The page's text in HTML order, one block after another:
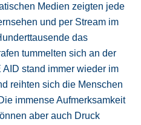
Medien zeigten jede
und per Stream im
das
tummelten sich an der
stand immer wieder im
reihten sich die Menschen
immense Aufmerksamkeit
aber auch Druck